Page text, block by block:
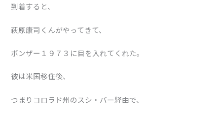
到着すると、
萩原康司くんがやってきて、
ボンザー１９７３に目を入れてくれた。
彼は米国移住後、
つまりコロラド州のスシ・バー経由で、